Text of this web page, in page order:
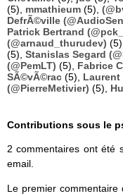
(5), mmathieum (5),
DefrÃ©ville
Patrick Bertrand
(@arnaud_thurudev) (5),
(5), Stanislas Segard
(@PemLT) (5), Fabrice
SÃ©vÃ©rac (5), Laurent
(@PierreMetivier) (5),
Contributions sous le
2 commentaires ont été
email.
Le premier